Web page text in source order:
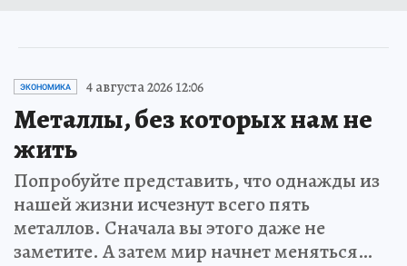
ЭКОНОМИКА 4 августа 2026 12:06
Металлы, без которых нам не
жить
Попробуйте представить, что однажды из
нашей жизни исчезнут всего пять
металлов. Сначала вы этого даже не
заметите. А затем мир начнет меняться…